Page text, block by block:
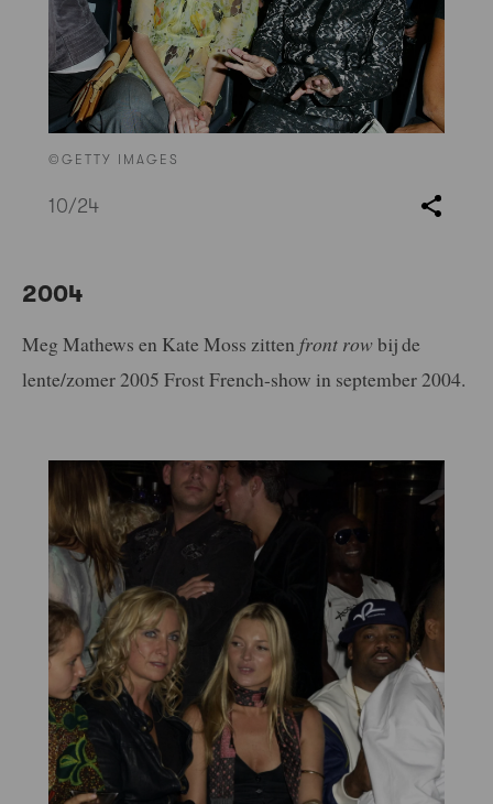
©GETTY IMAGES
10/24
2004
Meg Mathews en Kate Moss zitten front rowbij de
lente/zomer 2005 Frost French-show in september 2004.